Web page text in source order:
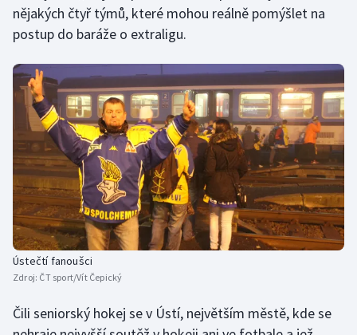
Olympijské hry
Plavání
Plážový volejbal
Ragby
Rychlobruslení
Rychlostní kanoistika
Short track
Sportovní střelba
nějakých čtyř týmů, které mohou reálně pomýšlet na
postup do baráže o extraligu.
Ústečtí fanoušci
Zdroj: ČT sport/Vít Čepický
Čili seniorský hokej se v Ústí, největším městě, kde se